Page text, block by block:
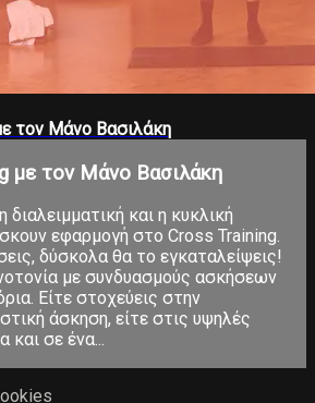
τον Μάνο Βασιλάκη
με τον Μάνο Βασιλάκη
διαλειμματική και η κυκλική
εφαρμογή στο Cross Training.
δύσκολα θα το εγκαταλείψεις!
με συνδυασμούς ασκήσεων
Είτε στοχεύεις στην
άσκηση, είτε στις υψηλές
και σε ένα...